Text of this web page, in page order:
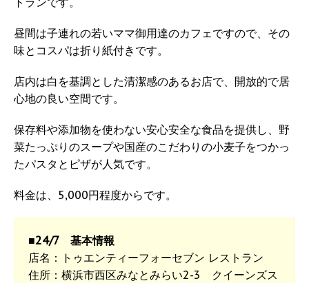
昼間は子連れの若いママ御用達のカフェですので、その
味とコスパは折り紙付きです。
店内は白を基調とした清潔感のあるお店で、開放的で居
心地の良い空間です。
保存料や添加物を使わない安心安全な食品を提供し、野
菜たっぷりのスープや国産のこだわりの小麦子をつかっ
たパスタとピザが人気です。
料金は、5,000円程度からです。
■24/7 基本情報
店名：トゥエンティーフォーセブン レストラン
住所：横浜市西区みなとみらい2-3 クイーンズス